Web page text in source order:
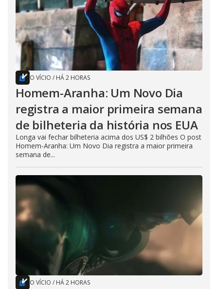
O VÍCIO / HÁ 2 HORAS
Homem-Aranha: Um Novo Dia
registra a maior primeira semana
de bilheteria da história nos EUA
Longa vai fechar bilheteria acima dos US$ 2 bilhões O post
Homem-Aranha: Um Novo Dia registra a maior primeira
semana de...
O VÍCIO / HÁ 2 HORAS